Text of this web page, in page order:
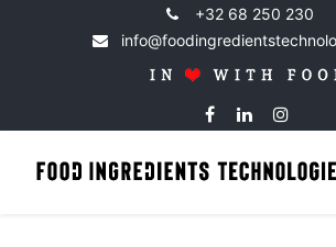
+32 68 250 230